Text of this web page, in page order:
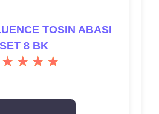
TOSIN ABASI
SET 8 BK